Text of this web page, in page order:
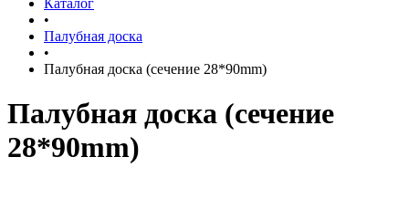
Каталог
•
Палубная доска
•
Палубная доска (сечение 28*90mm)
Палубная доска (сечение
28*90mm)